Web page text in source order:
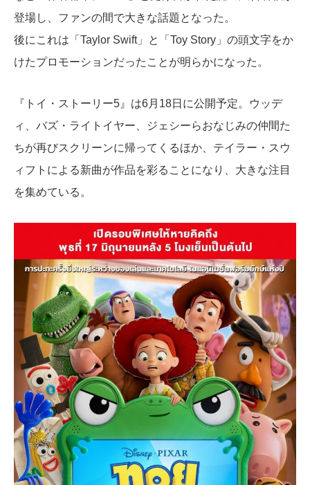
登場し、ファンの間で大きな話題となった。
後にこれは「Taylor Swift」と「Toy Story」の頭文字をか
けたプロモーションだったことが明らかになった。
『トイ・ストーリー5』は6月18日に公開予定。ウッデ
ィ、バズ・ライトイヤー、ジェシーらおなじみの仲間た
ちが再びスクリーンに帰ってくるほか、テイラー・スウ
ィフトによる新曲が作品を彩ることになり、大きな注目
を集めている。